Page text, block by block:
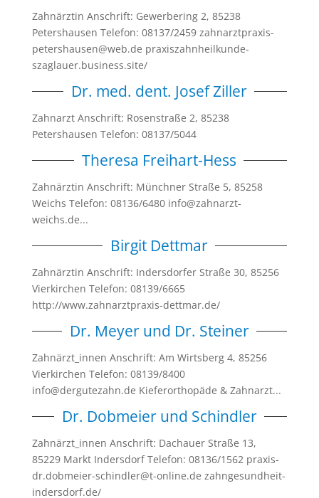
Zahnärztin Anschrift: Gewerbering 2, 85238
Petershausen Telefon: 08137/2459 zahnarztpraxis-
petershausen@web.de praxiszahnheilkunde-
szaglauer.business.site/
Dr. med. dent. Josef Ziller
Zahnarzt Anschrift: Rosenstraße 2, 85238
Petershausen Telefon: 08137/5044
Theresa Freihart-Hess
Zahnärztin Anschrift: Münchner Straße 5, 85258
Weichs Telefon: 08136/6480 info@zahnarzt-
weichs.de...
Birgit Dettmar
Zahnärztin Anschrift: Indersdorfer Straße 30, 85256
Vierkirchen Telefon: 08139/6665
http://www.zahnarztpraxis-dettmar.de/
Dr. Meyer und Dr. Steiner
Zahnärzt_innen Anschrift: Am Wirtsberg 4, 85256
Vierkirchen Telefon: 08139/8400
info@dergutezahn.de Kieferorthopäde & Zahnarzt...
Dr. Dobmeier und Schindler
Zahnärzt_innen Anschrift: Dachauer Straße 13,
85229 Markt Indersdorf Telefon: 08136/1562 praxis-
dr.dobmeier-schindler@t-online.de zahngesundheit-
indersdorf.de/